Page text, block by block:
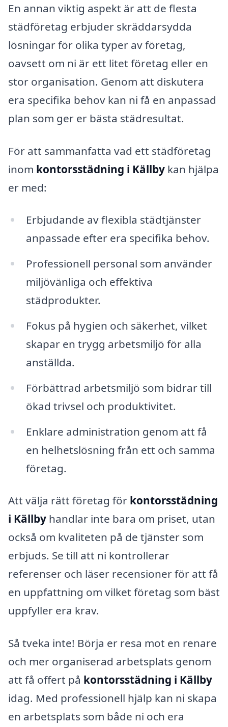
En annan viktig aspekt är att de flesta
städföretag erbjuder skräddarsydda
lösningar för olika typer av företag,
oavsett om ni är ett litet företag eller en
stor organisation. Genom att diskutera
era specifika behov kan ni få en anpassad
plan som ger er bästa städresultat.
För att sammanfatta vad ett städföretag
inom kontorsstädning i Källby kan hjälpa
er med:
Erbjudande av flexibla städtjänster
anpassade efter era specifika behov.
Professionell personal som använder
miljövänliga och effektiva
städprodukter.
Fokus på hygien och säkerhet, vilket
skapar en trygg arbetsmiljö för alla
anställda.
Förbättrad arbetsmiljö som bidrar till
ökad trivsel och produktivitet.
Enklare administration genom att få
en helhetslösning från ett och samma
företag.
Att välja rätt företag för kontorsstädning
i Källby handlar inte bara om priset, utan
också om kvaliteten på de tjänster som
erbjuds. Se till att ni kontrollerar
referenser och läser recensioner för att få
en uppfattning om vilket företag som bäst
uppfyller era krav.
Så tveka inte! Börja er resa mot en renare
och mer organiserad arbetsplats genom
att få offert på kontorsstädning i Källby
idag. Med professionell hjälp kan ni skapa
en arbetsplats som både ni och era